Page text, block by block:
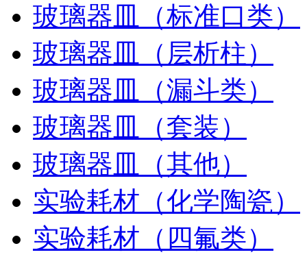
玻璃器皿（标准口类）
玻璃器皿（层析柱）
玻璃器皿（漏斗类）
玻璃器皿（套装）
玻璃器皿（其他）
实验耗材（化学陶瓷）
实验耗材（四氟类）